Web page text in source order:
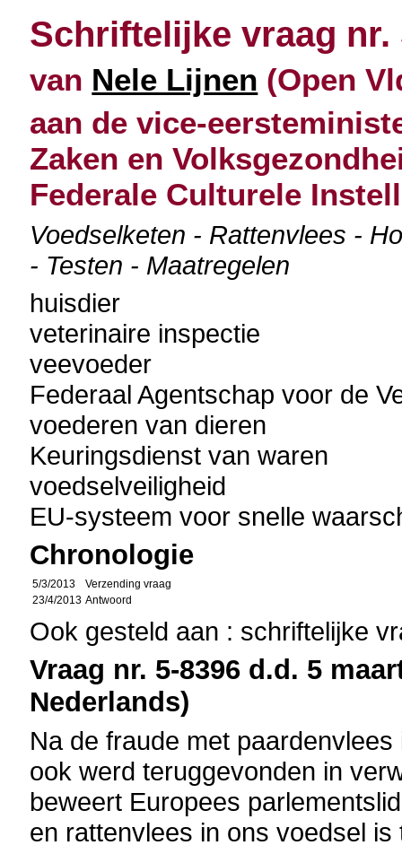
Schriftelijke vraag nr.
van Nele Lijnen (Open
aan de vice-
Zaken en
Federale Culturele
Voedselketen - Rattenvlees -
- Testen - Maatregelen
huisdier
veterinaire inspectie
veevoeder
Federaal Agentschap voor de
voederen van dieren
Keuringsdienst van waren
voedselveiligheid
EU-systeem voor snelle
Chronologie
5/3/2013
Verzending vraag
23/4/2013 Antwoord
Ook gesteld aan : schriftelijke
Vraag nr. 5-8396 d.d. 5
Nederlands)
Na de fraude met
ook werd teruggevonden in
beweert Europees
en rattenvlees in ons voedsel